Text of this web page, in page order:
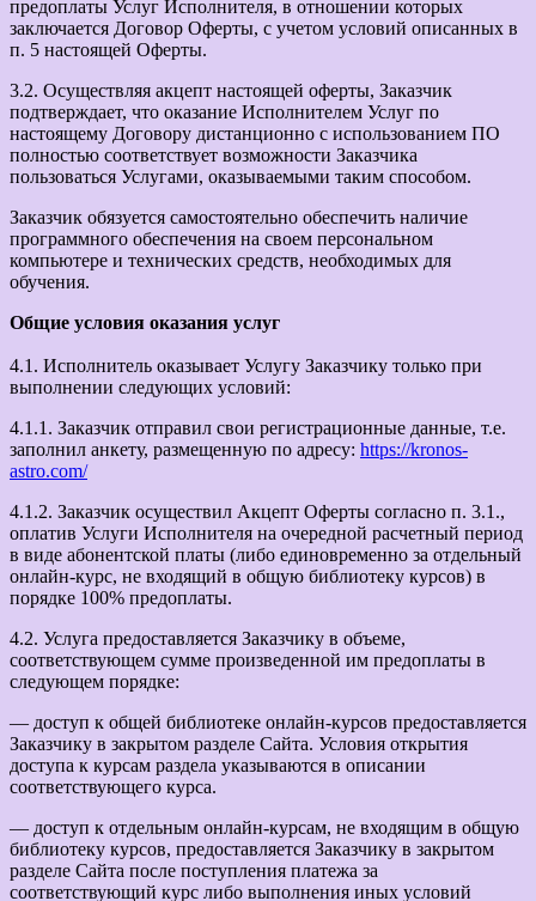
предоплаты Услуг Исполнителя, в отношении которых
заключается Договор Оферты, с учетом условий описанных в
п. 5 настоящей Оферты.
3.2. Осуществляя акцепт настоящей оферты, Заказчик
подтверждает, что оказание Исполнителем Услуг по
настоящему Договору дистанционно с использованием ПО
полностью соответствует возможности Заказчика
пользоваться Услугами, оказываемыми таким способом.
Заказчик обязуется самостоятельно обеспечить наличие
программного обеспечения на своем персональном
компьютере и технических средств, необходимых для
обучения.
Общие условия оказания услуг
4.1. Исполнитель оказывает Услугу Заказчику только при
выполнении следующих условий:
4.1.1. Заказчик отправил свои регистрационные данные, т.е.
заполнил анкету, размещенную по адресу: https://kronos-
astro.com/
4.1.2. Заказчик осуществил Акцепт Оферты согласно п. 3.1.,
оплатив Услуги Исполнителя на очередной расчетный период
в виде абонентской платы (либо единовременно за отдельный
онлайн-курс, не входящий в общую библиотеку курсов) в
порядке 100% предоплаты.
4.2. Услуга предоставляется Заказчику в объеме,
соответствующем сумме произведенной им предоплаты в
следующем порядке:
— доступ к общей библиотеке онлайн-курсов предоставляется
Заказчику в закрытом разделе Сайта. Условия открытия
доступа к курсам раздела указываются в описании
соответствующего курса.
— доступ к отдельным онлайн-курсам, не входящим в общую
библиотеку курсов, предоставляется Заказчику в закрытом
разделе Сайта после поступления платежа за
соответствующий курс либо выполнения иных условий